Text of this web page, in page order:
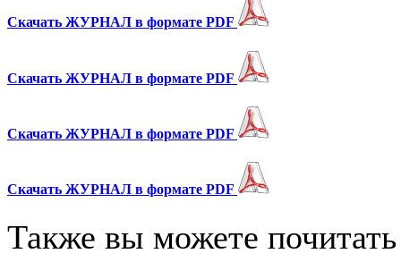
Скачать ЖУРНАЛ в формате PDF
Скачать ЖУРНАЛ в формате PDF
Скачать ЖУРНАЛ в формате PDF
Скачать ЖУРНАЛ в формате PDF
Также вы можете